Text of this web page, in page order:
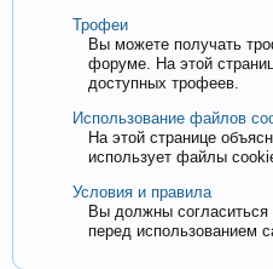
Трофеи
Вы можете получать
форуме. На этой
доступных трофеев.
Использование файлов
На этой странице
использует файлы
Условия и правила
Вы должны
перед использованием